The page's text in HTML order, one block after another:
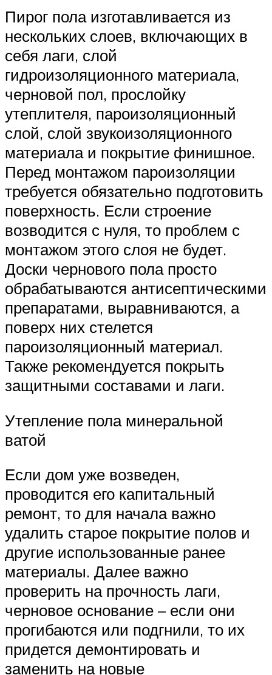
Пирог пола изготавливается из
нескольких слоев, включающих в
себя лаги, слой
гидроизоляционного материала,
черновой пол, прослойку
утеплителя, пароизоляционный
слой, слой звукоизоляционного
материала и покрытие финишное.
Перед монтажом пароизоляции
требуется обязательно подготовить
поверхность. Если строение
возводится с нуля, то проблем с
монтажом этого слоя не будет.
Доски чернового пола просто
обрабатываются антисептическими
препаратами, выравниваются, а
поверх них стелется
пароизоляционный материал.
Также рекомендуется покрыть
защитными составами и лаги.
Утепление пола минеральной
ватой
Если дом уже возведен,
проводится его капитальный
ремонт, то для начала важно
удалить старое покрытие полов и
другие использованные ранее
материалы. Далее важно
проверить на прочность лаги,
черновое основание – если они
прогибаются или подгнили, то их
придется демонтировать и
заменить на новые